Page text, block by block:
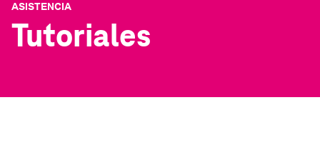
ASISTENCIA
Tutoriales